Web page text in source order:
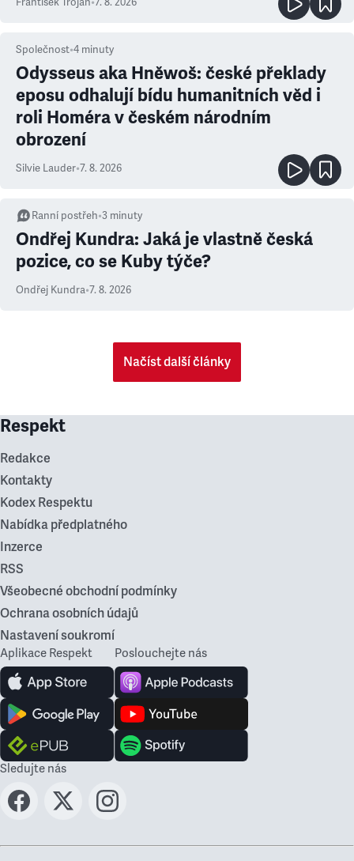
Společnost•4 minuty
Odysseus aka Hněwoš: české překlady
eposu odhalují bídu humanitních věd i
roli Homéra v českém národním
obrození
Silvie Lauder•7. 8. 2026
Ranní postřeh•3 minuty
Ondřej Kundra: Jaká je vlastně česká
pozice, co se Kuby týče?
Ondřej Kundra•7. 8. 2026
Načíst další články
Respekt
Redakce
Kontakty
Kodex Respektu
Nabídka předplatného
Inzerce
RSS
Všeobecné obchodní podmínky
Ochrana osobních údajů
Nastavení soukromí
Aplikace Respekt Poslouchejte nás
Sledujte nás